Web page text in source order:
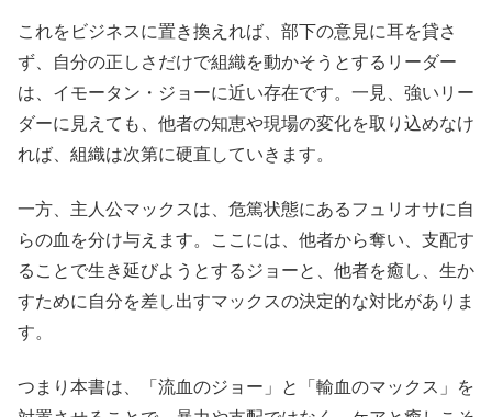
これをビジネスに置き換えれば、部下の意見に耳を貸さ
ず、自分の正しさだけで組織を動かそうとするリーダー
は、イモータン・ジョーに近い存在です。一見、強いリー
ダーに見えても、他者の知恵や現場の変化を取り込めなけ
れば、組織は次第に硬直していきます。
一方、主人公マックスは、危篤状態にあるフュリオサに自
らの血を分け与えます。ここには、他者から奪い、支配す
ることで生き延びようとするジョーと、他者を癒し、生か
すために自分を差し出すマックスの決定的な対比がありま
す。
つまり本書は、「流血のジョー」と「輸血のマックス」を